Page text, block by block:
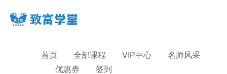
首页 全部课程 VIP中心
名师风采
优惠券
签到